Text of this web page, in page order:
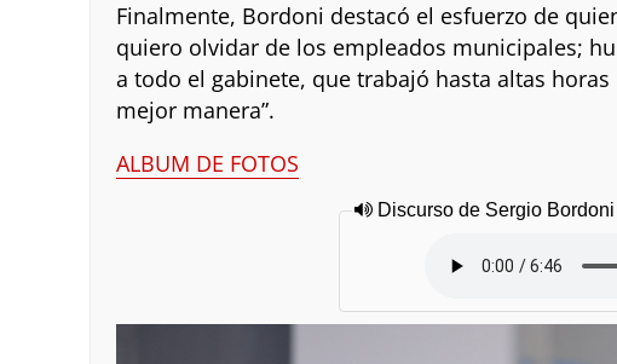
Finalmente, Bordoni destacó el esfuerzo de
quiero olvidar de los empleados municipales;
a todo el gabinete, que trabajó hasta altas
mejor manera”.
ALBUM DE FOTOS
Discurso de Sergio Bordoni